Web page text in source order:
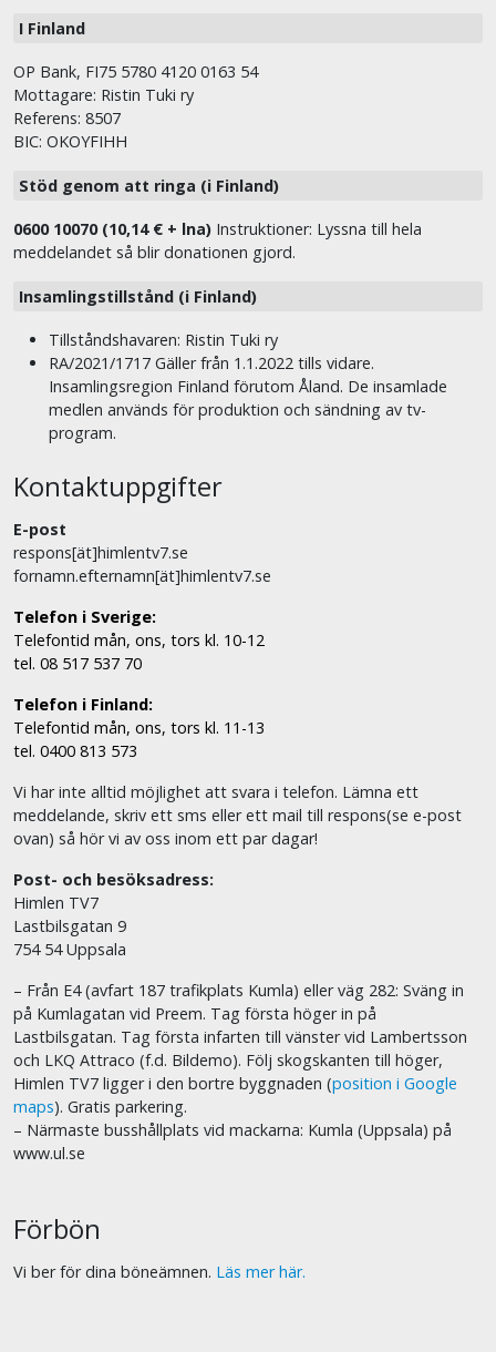
I Finland
OP Bank, FI75 5780 4120 0163 54
Mottagare: Ristin Tuki ry
Referens: 8507
BIC: OKOYFIHH
Stöd genom att ringa (i Finland)
0600 10070 (10,14 € + lna) Instruktioner: Lyssna till hela
meddelandet så blir donationen gjord.
Insamlingstillstånd (i Finland)
Tillståndshavaren: Ristin Tuki ry
RA/2021/1717 Gäller från 1.1.2022 tills vidare.
Insamlingsregion Finland förutom Åland. De insamlade
medlen används för produktion och sändning av tv-
program.
Kontaktuppgifter
E-post
respons[ät]himlentv7.se
fornamn.efternamn[ät]himlentv7.se
Telefon i Sverige:
Telefontid mån, ons, tors kl. 10-12
tel. 08 517 537 70
Telefon i Finland:
Telefontid mån, ons, tors kl. 11-13
tel. 0400 813 573
Vi har inte alltid möjlighet att svara i telefon. Lämna ett
meddelande, skriv ett sms eller ett mail till respons(se e-post
ovan) så hör vi av oss inom ett par dagar!
Post- och besöksadress:
Himlen TV7
Lastbilsgatan 9
754 54 Uppsala
– Från E4 (avfart 187 trafikplats Kumla) eller väg 282: Sväng in
på Kumlagatan vid Preem. Tag första höger in på
Lastbilsgatan. Tag första infarten till vänster vid Lambertsson
och LKQ Attraco (f.d. Bildemo). Följ skogskanten till höger,
Himlen TV7 ligger i den bortre byggnaden (position i Google
maps). Gratis parkering.
– Närmaste busshållplats vid mackarna: Kumla (Uppsala) på
www.ul.se
Förbön
Vi ber för dina böneämnen. Läs mer här.